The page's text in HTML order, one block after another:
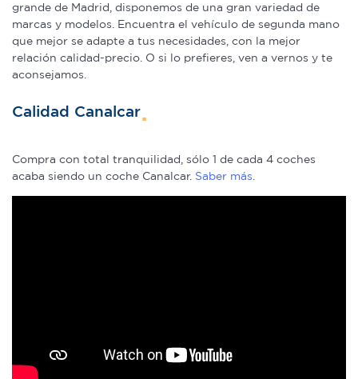
grande de Madrid, disponemos de una gran variedad de
marcas y modelos. Encuentra el vehículo de segunda mano
que mejor se adapte a tus necesidades, con la mejor
relación calidad-precio. O si lo prefieres, ven a vernos y te
aconsejamos.
Calidad Canalcar
Compra con total tranquilidad, sólo 1 de cada 4 coches
acaba siendo un coche Canalcar. Saber más.